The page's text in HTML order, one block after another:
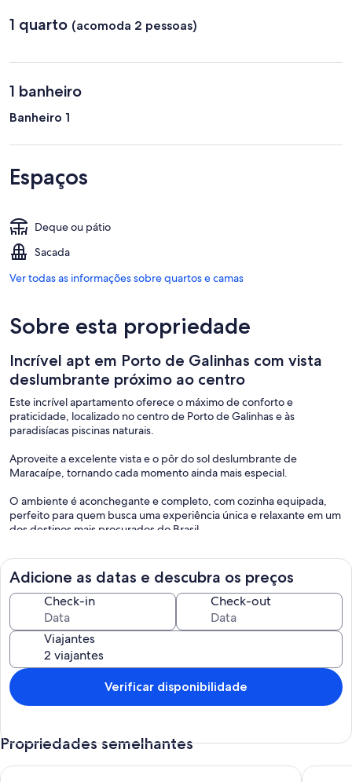
1 quarto (acomoda 2 pessoas)
1 banheiro
Banheiro 1
Espaços
Deque ou pátio
Sacada
Ver todas as informações sobre quartos e camas
Sobre esta propriedade
Incrível apt em Porto de Galinhas com vista
deslumbrante próximo ao centro
Este incrível apartamento oferece o máximo de conforto e
praticidade, localizado no centro de Porto de Galinhas e às
paradisíacas piscinas naturais.
Aproveite a excelente vista e o pôr do sol deslumbrante de
Maracaípe, tornando cada momento ainda mais especial.
O ambiente é aconchegante e completo, com cozinha equipada,
perfeito para quem busca uma experiência única e relaxante em um
dos destinos mais procurados do Brasil.
Ideal para suas férias!
Adicione as datas e descubra os preços
Check-in Check-out
Viajantes
Verificar disponibilidade
Propriedades semelhantes
Apartamento no Manawa Beach Flat beira mar de Porto de
Flor de